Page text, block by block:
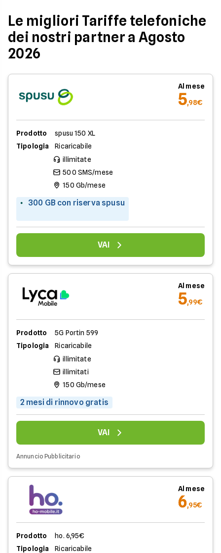
Le migliori Tariffe telefoniche
dei nostri partner a Agosto
2026
Al mese
5,98€
Prodotto
spusu 150 XL
Tipologia
Ricaricabile
illimitate
500 SMS/mese
150 Gb/mese
300 GB con riserva spusu
VAI
Al mese
5,99€
Prodotto
5G Portin 599
Tipologia
Ricaricabile
illimitate
illimitati
150 Gb/mese
2 mesi di rinnovo gratis
VAI
Annuncio Pubblicitario
Al mese
6,95€
Prodotto
ho. 6,95€
Tipologia
Ricaricabile